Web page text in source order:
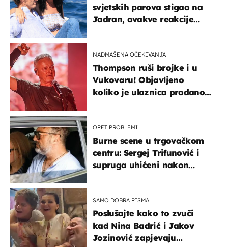
svjetskih parova stigao na
Jadran, ovakve reakcije
NADMAŠENA OČEKIVANJA
Thompson ruši brojke i u
Vukovaru! Objavljeno
koliko je ulaznica prodano
OPET PROBLEMI
Burne scene u trgovačkom
centru: Sergej Trifunović i
supruga uhićeni nakon
SAMO DOBRA PISMA
Poslušajte kako to zvuči
kad Nina Badrić i Jakov
Jozinović zapjevaju